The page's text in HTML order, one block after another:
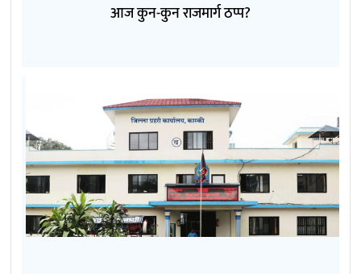
आज कुन-कुन राजमार्ग ठप्प?